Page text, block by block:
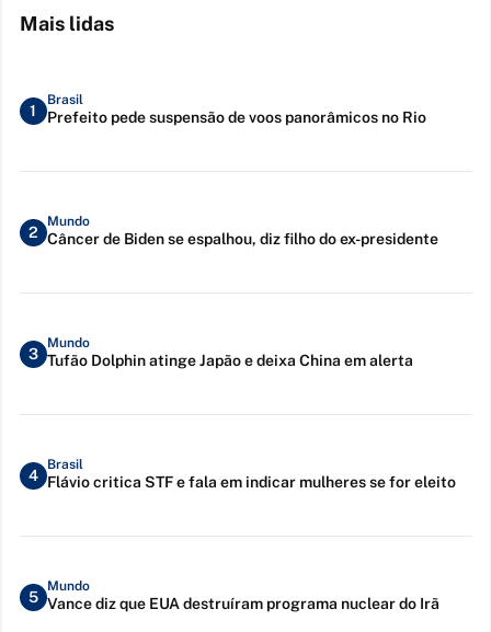
Mais lidas
1
Brasil
Prefeito pede suspensão de voos panorâmicos no Rio
2
Mundo
Câncer de Biden se espalhou, diz filho do ex-presidente
3
Mundo
Tufão Dolphin atinge Japão e deixa China em alerta
4
Brasil
Flávio critica STF e fala em indicar mulheres se for eleito
5
Mundo
Vance diz que EUA destruíram programa nuclear do Irã